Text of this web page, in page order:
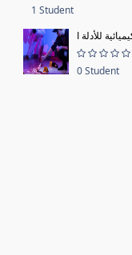
1 Student
0 Student